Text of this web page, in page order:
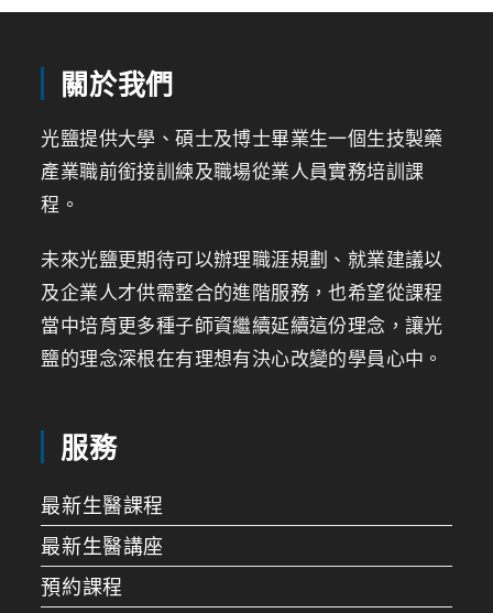
關於我們
光鹽提供大學、碩士及博士畢業生一個生技製藥
產業職前銜接訓練及職場從業人員實務培訓課
程。
未來光鹽更期待可以辦理職涯規劃、就業建議以
及企業人才供需整合的進階服務，也希望從課程
當中培育更多種子師資繼續延續這份理念，讓光
鹽的理念深根在有理想有決心改變的學員心中。
服務
最新生醫課程
最新生醫講座
預約課程